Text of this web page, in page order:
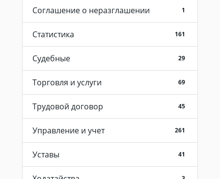
Соглашение о неразглашении 1
Статистика 161
Судебные 29
Торговля и услуги 69
Трудовой договор 45
Управление и учет 261
Уставы 41